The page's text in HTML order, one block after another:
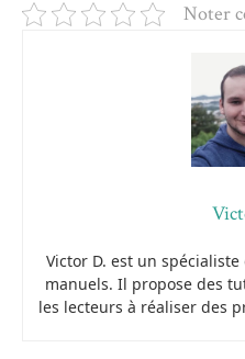
Noter
Victor D. est un
manuels. Il propose des
les lecteurs à réaliser des